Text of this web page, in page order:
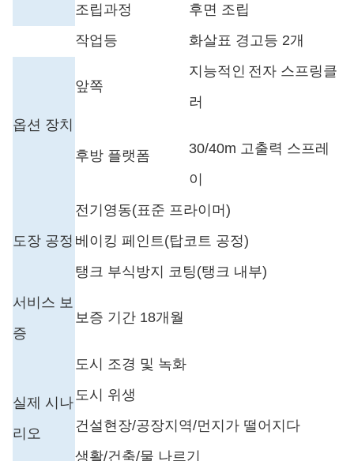
조립과정
후면 조립
작업등
화살표 경고등 2개
옵션 장치
앞쪽
지능적인 전자 스프링클
러
후방 플랫폼
30/40m 고출력 스프레
이
도장 공정
전기영동(표준 프라이머)
베이킹 페인트(탑코트 공정)
탱크 부식방지 코팅(탱크 내부)
서비스 보
증
보증 기간 18개월
실제 시나
리오
도시 조경 및 녹화
도시 위생
건설현장/공장지역/먼지가 떨어지다
생활/건축/물 나르기